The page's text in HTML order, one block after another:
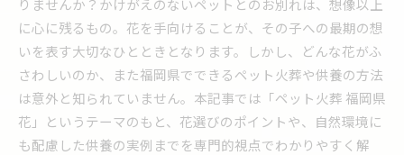
りませんか？かけがえのないペットとのお別れは、想像以上
に心に残るもの。花を手向けることが、その子への最期の想
いを表す大切なひとときとなります。しかし、どんな花がふ
さわしいのか、また福岡県でできるペット火葬や供養の方法
は意外と知られていません。本記事では「ペット火葬 福岡県
花」というテーマのもと、花選びのポイントや、自然環境に
も配慮した供養の実例までを専門的視点でわかりやすく解